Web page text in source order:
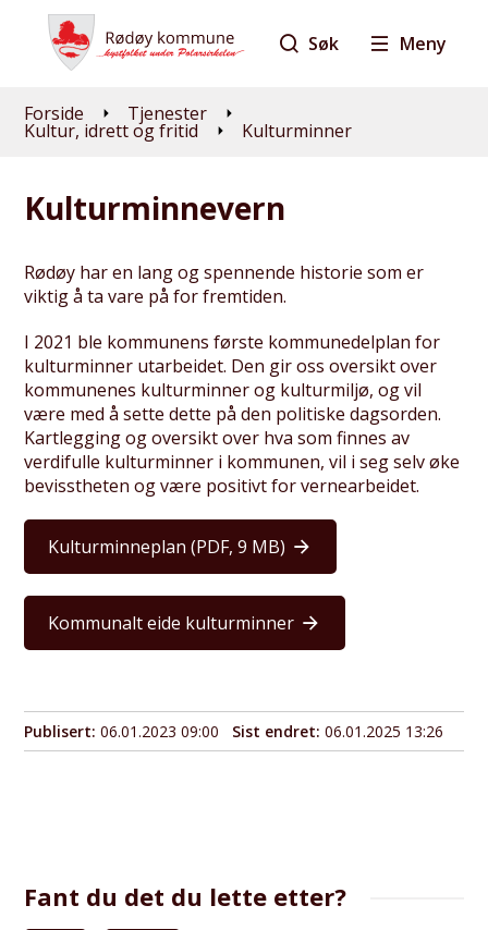
Søk Meny
Du er her:
Forside Tjenester
Kultur, idrett og fritid Kulturminner
Kulturminnevern
Rødøy har en lang og spennende historie som er
viktig å ta vare på for fremtiden.
I 2021 ble kommunens første kommunedelplan for
kulturminner utarbeidet. Den gir oss oversikt over
kommunenes kulturminner og kulturmiljø, og vil
være med å sette dette på den politiske dagsorden.
Kartlegging og oversikt over hva som finnes av
verdifulle kulturminner i kommunen, vil i seg selv øke
bevisstheten og være positivt for vernearbeidet.
Kulturminneplan (PDF, 9 MB)
Kommunalt eide kulturminner
Publisert 06.01.2023 09:00 Sist endret 06.01.2025 13:26
Fant du det du lette etter?